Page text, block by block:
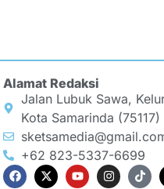
Alamat Redaksi
Jalan Lubuk Sawa,
Kota Samarinda (75117)
+62 823-5337-6699